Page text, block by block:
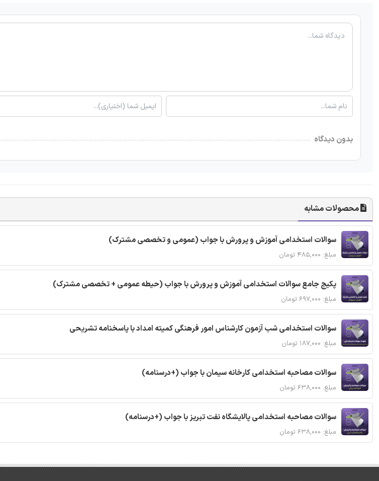
بدون دیدگاه
محصولات مشابه
سوالات استخدامی آموزش و پرورش با جواب (عمومی و تخصصی مشترک)
مبلغ: ۴۸۵,۰۰۰ تومان
پکیج جامع سوالات استخدامی آموزش و پرورش با جواب (حیطه عمومی + تخصصی مشترک)
مبلغ: ۶۹۷,۰۰۰ تومان
سوالات استخدامی شب آزمون کارشناس امور فرهنگی کمیته امداد با پاسخنامه تشریحی
مبلغ: ۱۸۷,۰۰۰ تومان
سوالات مصاحبه استخدامی کارخانه سیمان با جواب (+درسنامه)
مبلغ: ۶۳۸,۰۰۰ تومان
سوالات مصاحبه استخدامی پالایشگاه نفت تبریز با جواب (+درسنامه)
مبلغ: ۶۳۸,۰۰۰ تومان